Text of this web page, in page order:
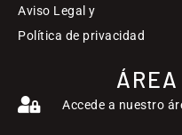
Aviso Legal y
Política de privacidad
Accede a nuestro